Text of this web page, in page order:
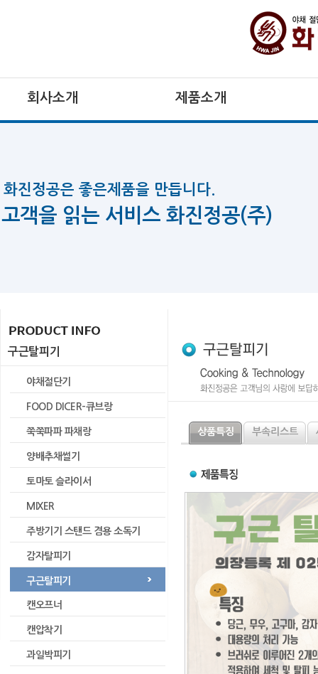
화진정공은 좋은제품을 만듭니다.
고객을 읽는 서비스 화진정공(주)
구근탈피기
야채절단기
FOOD DICER-큐브랑
쭉쭉파파 파채랑
양배추채썰기
토마토 슬라이서
MIXER
주방기기 스탠드 겸용 소독기
감자탈피기
구근탈피기
캔오프너
캔압착기
과일박피기
회사소개 제품소개
상품특징 부속리스트